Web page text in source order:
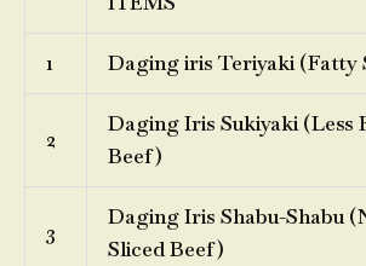
1 Daging iris Teriyaki (Fatty
2
Daging Iris Sukiyaki (Less
Beef)
3
Daging Iris Shabu-Shabu
Sliced Beef)